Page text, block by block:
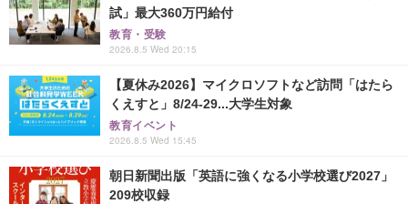
試」最大360万円給付
教育・受験
2026.8.5 Wed 20:15
【夏休み2026】マイクロソフトなど訪問「はたら
くえすと」8/24-29...大学生対象
教育イベント
2026.8.5 Wed 15:45
朝日新聞出版「英語に強くなる小学校選び2027」
209校収録